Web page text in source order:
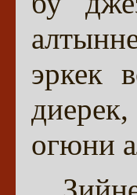
эркек
огюни